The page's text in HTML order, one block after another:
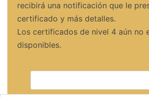
recibirá una notificación que le
certificado y más detalles.
Los certificados de nivel 4 aún no
disponibles.